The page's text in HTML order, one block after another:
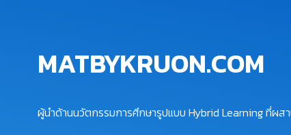
MATBYKRUON.COM
ผู้นำด้านนวัตกรรมการศึกษารูปแบบ Hybrid Learning ที่ผส